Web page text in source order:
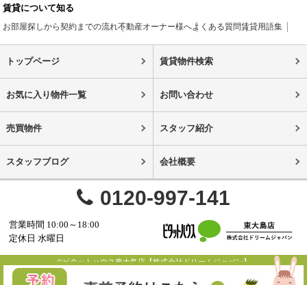
賃貸について知る
お部屋探しから契約までの流れ不動産オーナー様へよくある質問賃貸用語集
トップページ 賃貸物件検索
お気に入り物件一覧 お問い合わせ
売買物件 スタッフ紹介
スタッフブログ 会社概要
0120-997-141
営業時間 10:00～18:00
定休日 水曜日
©ピタットハウス東大島店【株式会社ドリームジャパン】